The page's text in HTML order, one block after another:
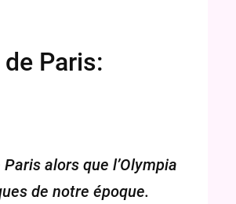
Paris:
alors que l’Olympia
de notre époque.